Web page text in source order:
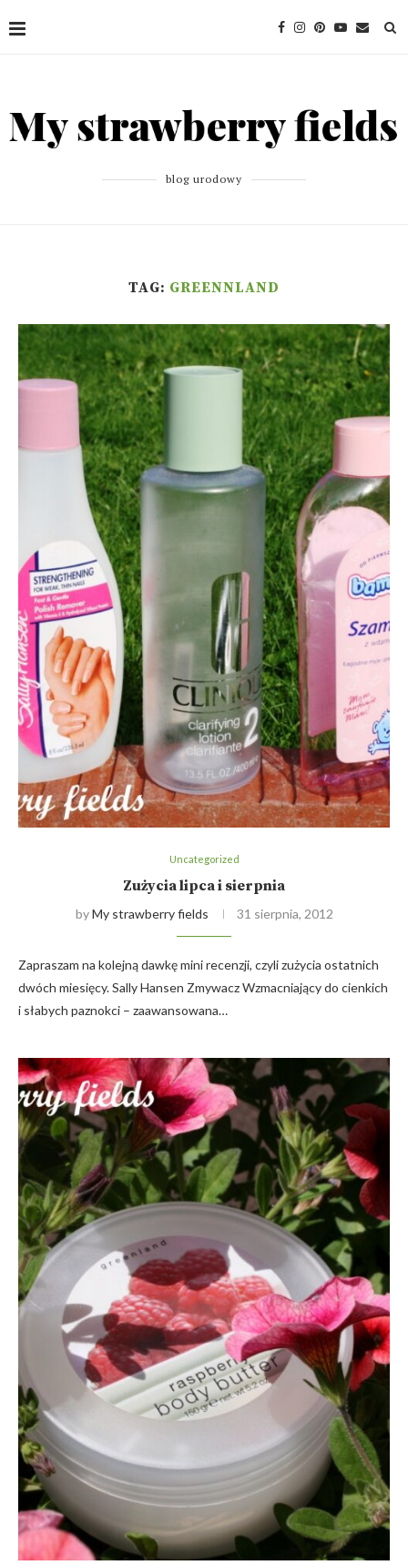
blog urodowy
TAG: GREENNLAND
Uncategorized
Zużycia lipca i sierpnia
byMy strawberry fields 31 sierpnia, 2012
Zapraszam na kolejną dawkę mini recenzji, czyli zużycia ostatnich
dwóch miesięcy. Sally Hansen Zmywacz Wzmacniający do cienkich
i słabych paznokci – zaawansowana…